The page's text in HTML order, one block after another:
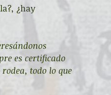
¿hay
es certificado
todo lo que